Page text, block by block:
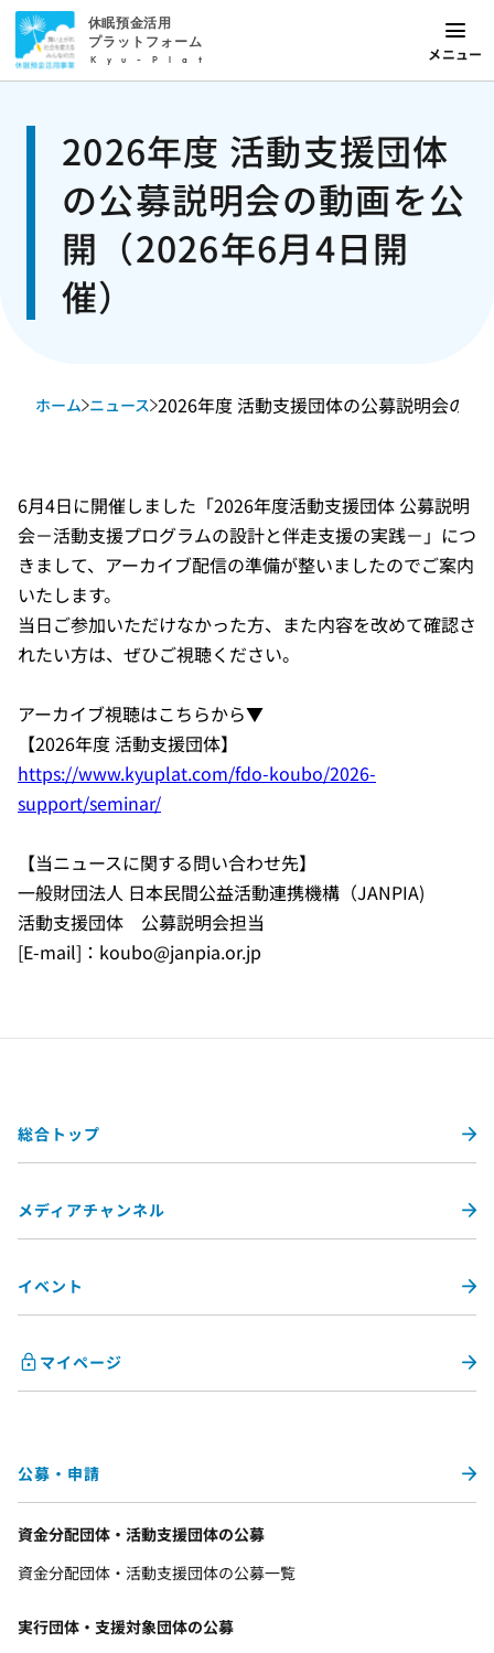
休眠預金活用
プラットフォーム
Kyu-Plat メニュー
2026年度 活動支援団体
の公募説明会の動画を公
開（2026年6月4日開
催）
ホーム ニュース 2026年度 活動支援団体の公募説明会の動
6月4日に開催しました「2026年度活動支援団体 公募説明
会－活動支援プログラムの設計と伴走支援の実践－」につ
きまして、アーカイブ配信の準備が整いましたのでご案内
いたします。
当日ご参加いただけなかった方、また内容を改めて確認さ
れたい方は、ぜひご視聴ください。
アーカイブ視聴はこちらから▼
【2026年度 活動支援団体】
https://www.kyuplat.com/fdo-koubo/2026-
support/seminar/
【当ニュースに関する問い合わせ先】
一般財団法人 日本民間公益活動連携機構（JANPIA)
活動支援団体 公募説明会担当
[E-mail]：koubo@janpia.or.jp
総合トップ
メディアチャンネル
イベント
マイページ
公募・申請
資金分配団体・活動支援団体の公募
資金分配団体・活動支援団体の公募一覧
実行団体・支援対象団体の公募